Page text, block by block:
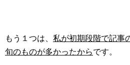
もう１つは、 私が初期段階で記事
旬のものが多かったからです。